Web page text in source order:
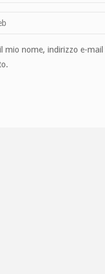
mio nome, indirizzo e-